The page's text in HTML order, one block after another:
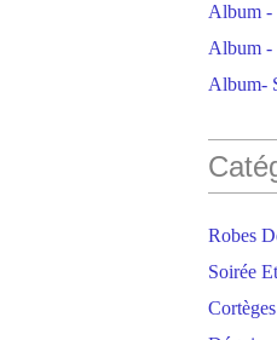
Album -
Album -
Album-
Robes
Soirée
Cortèges